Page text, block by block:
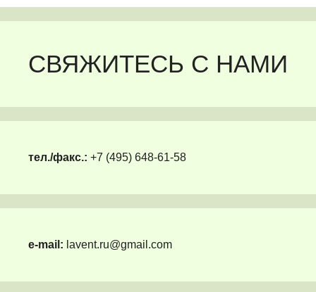
СВЯЖИТЕСЬ С НАМИ
тел./факс.: +7 (495) 648-61-58
e-mail: lavent.ru@gmail.com